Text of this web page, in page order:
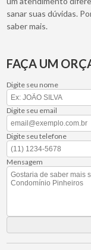
sanar suas dúvidas.
saber mais.
FAÇA UM
Digite seu nome
Digite seu email
Digite seu telefone
Mensagem